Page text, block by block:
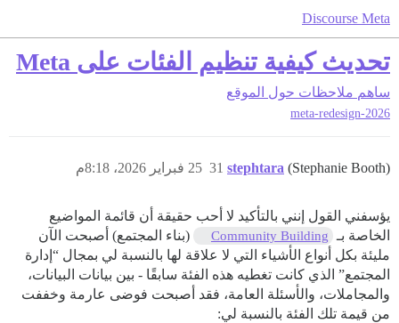
Discourse Meta
تحديث كيفية تنظيم الفئات على Meta
ساهم ملاحظات حول الموقع
meta-redesign-2026
stephtara (Stephanie Booth) 25 فبراير 2026، 8:18م 31
يؤسفني القول إنني بالتأكيد لا أحب حقيقة أن قائمة المواضيع
الخاصة بـ
Community Building
(بناء المجتمع) أصبحت الآن
مليئة بكل أنواع الأشياء التي لا علاقة لها بالنسبة لي بمجال “إدارة
المجتمع” الذي كانت تغطيه هذه الفئة سابقًا - بين بيانات البيانات،
والمجاملات، والأسئلة العامة، فقد أصبحت فوضى عارمة وخففت
من قيمة تلك الفئة بالنسبة لي: